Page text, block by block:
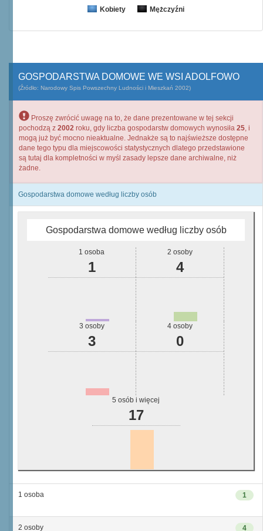
Kobiety Mężczyźni
GOSPODARSTWA DOMOWE WE WSI ADOLFOWO
(Źródło: Narodowy Spis Powszechny Ludności i Mieszkań 2002)
Proszę zwrócić uwagę na to, że dane prezentowane w tej sekcji
pochodzą z 2002 roku, gdy liczba gospodarstw domowych wynosiła 25, i
mogą już być mocno nieaktualne. Jednakże są to najświeższe dostępne
dane tego typu dla miejscowości statystycznych dlatego przedstawione
są tutaj dla kompletności w myśl zasady lepsze dane archiwalne, niż
żadne.
Gospodarstwa domowe według liczby osób
Gospodarstwa domowe według liczby osób
1 osoba
1
2 osoby
4
3 osoby
3
4 osoby
0
5 osób i więcej
17
1
1 osoba
4
2 osoby